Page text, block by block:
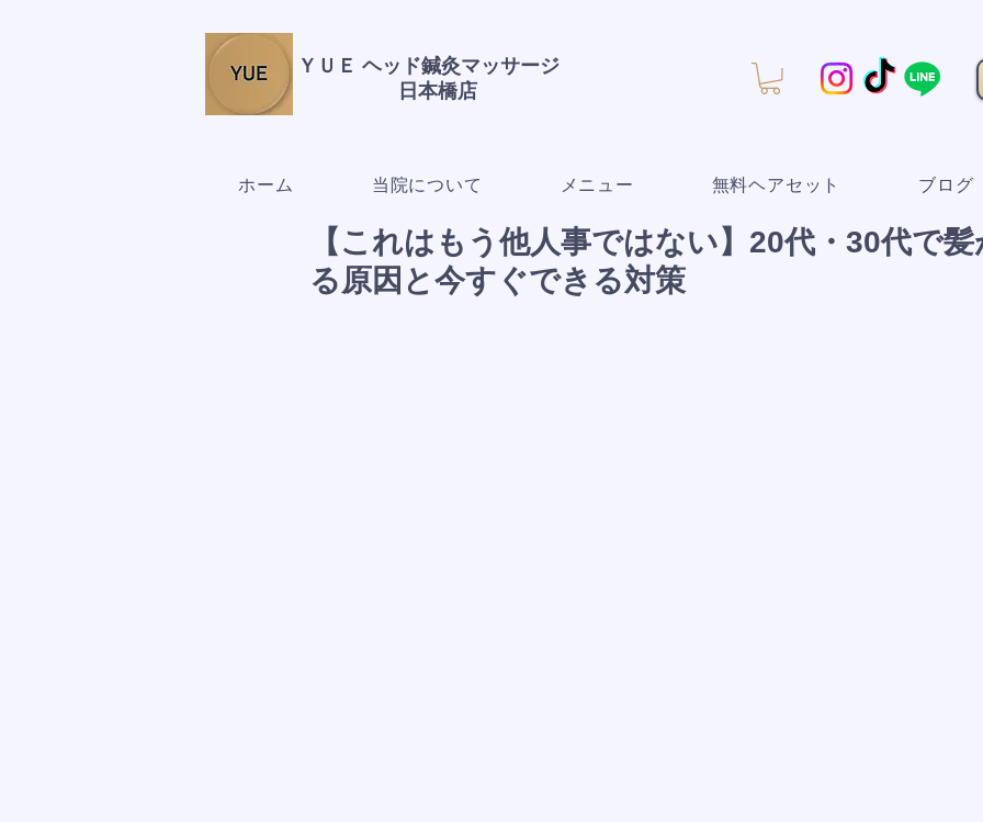
ＹＵＥ ヘッド鍼灸マッサージ
日本橋店
ホーム 当院について メニュー 無料ヘアセット ブログ
【これはもう他人事ではない】20代・30代で
る原因と今すぐできる対策